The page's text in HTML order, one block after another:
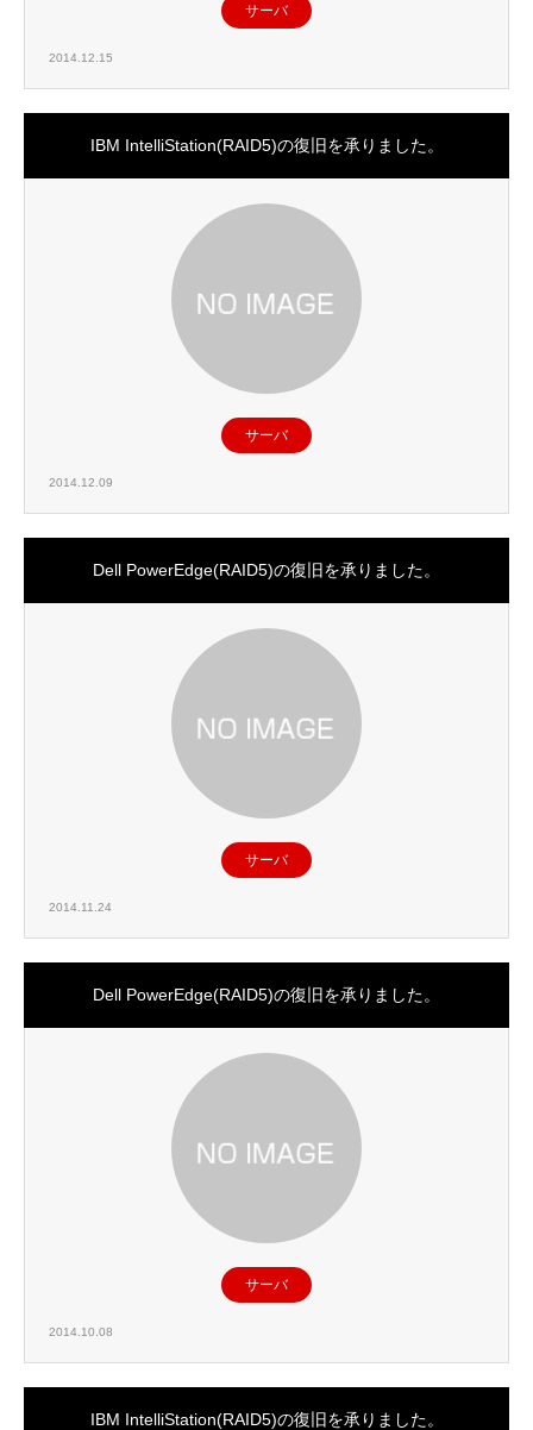
サーバ
2014.12.15
IBM IntelliStation(RAID5)の復旧を承りました。
サーバ
2014.12.09
Dell PowerEdge(RAID5)の復旧を承りました。
サーバ
2014.11.24
Dell PowerEdge(RAID5)の復旧を承りました。
サーバ
2014.10.08
IBM IntelliStation(RAID5)の復旧を承りました。